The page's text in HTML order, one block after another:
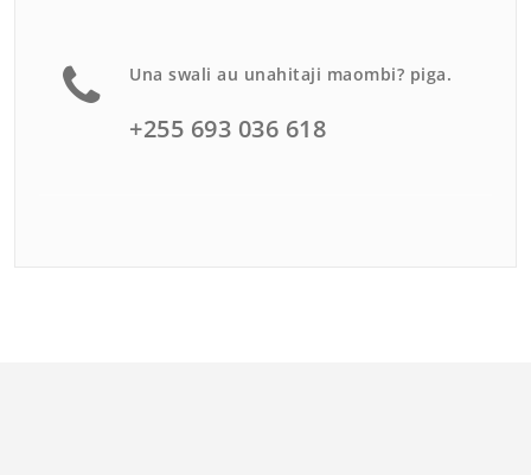
Una swali au unahitaji maombi? piga.
+255 693 036 618